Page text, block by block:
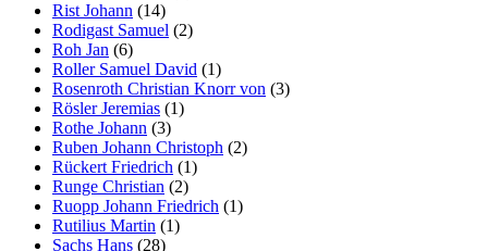
Rist Johann (14)
Rodigast Samuel (2)
Roh Jan (6)
Roller Samuel David (1)
Rosenroth Christian Knorr von (3)
Rösler Jeremias (1)
Rothe Johann (3)
Ruben Johann Christoph (2)
Rückert Friedrich (1)
Runge Christian (2)
Ruopp Johann Friedrich (1)
Rutilius Martin (1)
Sachs Hans (28)